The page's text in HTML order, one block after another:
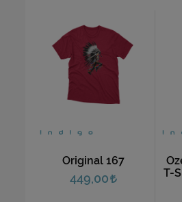
Original 167
449,00
T-